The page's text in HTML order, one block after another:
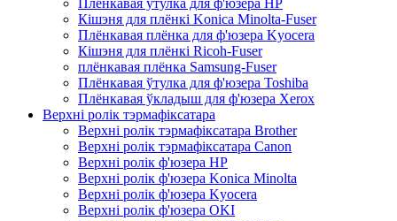
Кішэня для плёнкі Konica Minolta-Fuser
Плёнкавая плёнка для ф'юзера Kyocera
Кішэня для плёнкі Ricoh-Fuser
плёнкавая плёнка Samsung-Fuser
Плёнкавая ўтулка для ф'юзера Toshiba
Плёнкавая ўкладыш для ф'юзера Xerox
Верхні ролік тэрмафіксатара
Верхні ролік тэрмафіксатара Brother
Верхні ролік тэрмафіксатара Canon
Верхні ролік ф'юзера HP
Верхні ролік ф'юзера Konica Minolta
Верхні ролік ф'юзера Kyocera
Верхні ролік ф'юзера OKI